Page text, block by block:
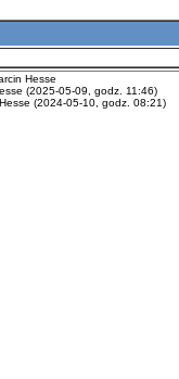
Hesse
(2025-05-09, godz. 11:46)
(2024-05-10, godz. 08:21)